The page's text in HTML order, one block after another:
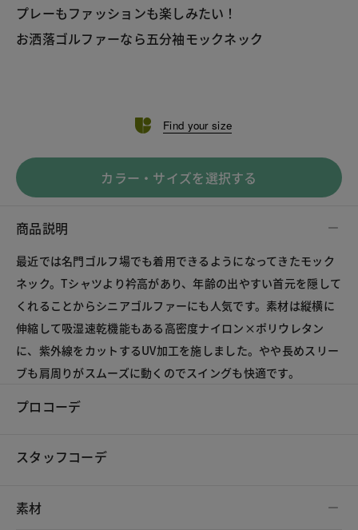
プレーもファッションも楽しみたい！
お洒落ゴルファーなら五分袖モックネック
Find your size
カラー・サイズを選択する
商品説明
最近では名門ゴルフ場でも着用できるようになってきたモック
ネック。Tシャツより衿高があり、年齢の出やすい首元を隠して
くれることからシニアゴルファーにも人気です。素材は縦横に
伸縮して吸湿速乾機能もある高密度ナイロン×ポリウレタン
に、紫外線をカットするUV加工を施しました。やや長めスリー
ブも肩周りがスムーズに動くのでスイングも快適です。
プロコーデ
スタッフコーデ
素材